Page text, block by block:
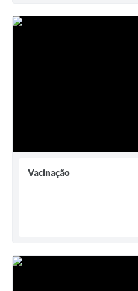
Vacinação